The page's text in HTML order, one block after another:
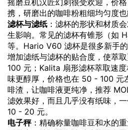
摇磨豆机汉匠幻刺很受欢迎，价
携，研磨出的咖啡粉粗细均匀度也
滤杯与滤纸 ：滤杯的形状和材质
生影响。常见的滤杯有锥形（如
等。Hario V60 滤杯是很多新手
增加滤纸与滤杯的贴合度，使萃
100 元；Kalita 扇形滤杯萃取速
味更醇厚，价格也在 50 - 100 元
啡渣，让咖啡液更纯净，推荐
滤效果好，而且几乎没有纸味，
10 - 20 元。
电子秤：精确称量咖啡豆和水的